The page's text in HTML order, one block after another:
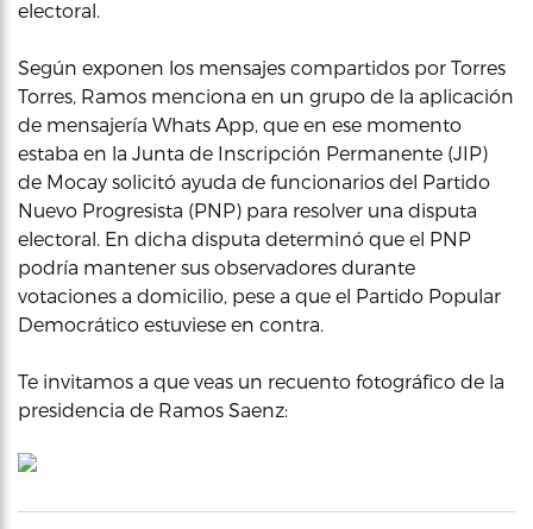
electoral.
Según exponen los mensajes compartidos por Torres
Torres, Ramos menciona en un grupo de la aplicación
de mensajería Whats App, que en ese momento
estaba en la Junta de Inscripción Permanente (JIP)
de Mocay solicitó ayuda de funcionarios del Partido
Nuevo Progresista (PNP) para resolver una disputa
electoral. En dicha disputa determinó que el PNP
podría mantener sus observadores durante
votaciones a domicilio, pese a que el Partido Popular
Democrático estuviese en contra.
Te invitamos a que veas un recuento fotográfico de la
presidencia de Ramos Saenz: